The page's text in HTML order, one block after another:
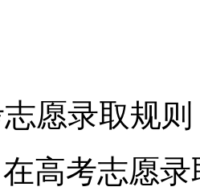
愿录取规则
高考志愿